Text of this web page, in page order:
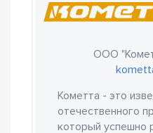
ООО
Кометта - это
отечественного
который успешно